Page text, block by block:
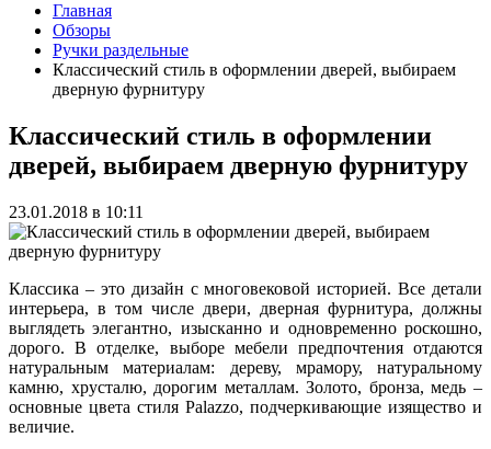
Главная
Обзоры
Ручки раздельные
Классический стиль в оформлении дверей, выбираем
дверную фурнитуру
Классический стиль в оформлении
дверей, выбираем дверную фурнитуру
23.01.2018 в 10:11
Классика – это дизайн с многовековой историей. Все детали
интерьера, в том числе двери, дверная фурнитура, должны
выглядеть элегантно, изысканно и одновременно роскошно,
дорого. В отделке, выборе мебели предпочтения отдаются
натуральным материалам: дереву, мрамору, натуральному
камню, хрусталю, дорогим металлам. Золото, бронза, медь –
основные цвета стиля Palazzo, подчеркивающие изящество и
величие.